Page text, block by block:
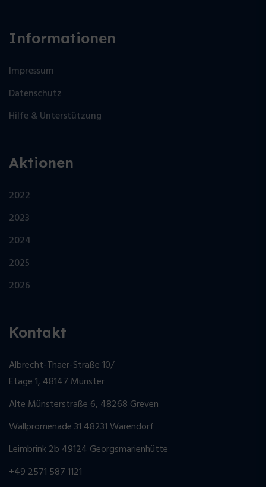
Informationen
Impressum
Datenschutz
Hilfe & Unterstützung
Aktionen
2022
2023
2024
2025
2026
Kontakt
Albrecht-Thaer-Straße 10/
Etage 1, 48147 Münster
Alte Münsterstraße 6, 48268 Greven
Wallpromenade 31 48231 Warendorf
Leimbrink 2b 49124 Georgsmarienhütte
+49 2571 587 1121